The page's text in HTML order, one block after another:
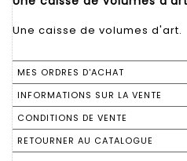
Une caisse de volumes d'art.
MES ORDRES D'ACHAT
INFORMATIONS SUR LA VENTE
CONDITIONS DE VENTE
RETOURNER AU CATALOGUE